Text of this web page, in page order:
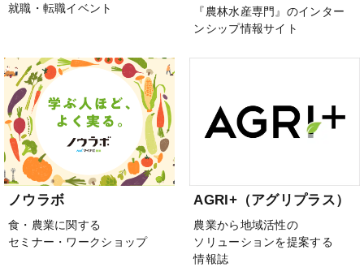
就職・転職イベント
『農林水産専門』のインター
ンシップ情報サイト
ノウラボ
食・農業に関する
セミナー・ワークショップ
AGRI+（アグリプラス）
農業から地域活性の
ソリューションを提案する
情報誌